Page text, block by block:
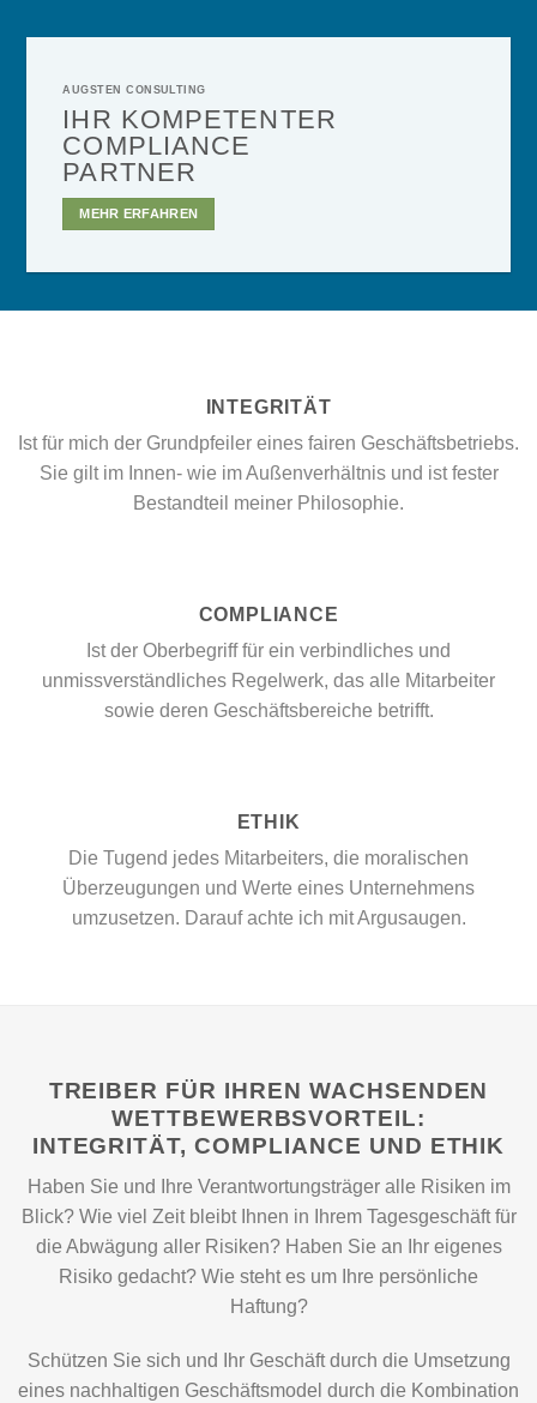
AUGSTEN CONSULTING
IHR KOMPETENTER
COMPLIANCE
PARTNER
MEHR ERFAHREN
INTEGRITÄT
Ist für mich der Grundpfeiler eines fairen Geschäftsbetriebs.
Sie gilt im Innen- wie im Außenverhältnis und ist fester
Bestandteil meiner Philosophie.
COMPLIANCE
Ist der Oberbegriff für ein verbindliches und
unmissverständliches Regelwerk, das alle Mitarbeiter
sowie deren Geschäftsbereiche betrifft.
ETHIK
Die Tugend jedes Mitarbeiters, die moralischen
Überzeugungen und Werte eines Unternehmens
umzusetzen. Darauf achte ich mit Argusaugen.
TREIBER FÜR IHREN WACHSENDEN
WETTBEWERBSVORTEIL:
INTEGRITÄT, COMPLIANCE UND ETHIK
Haben Sie und Ihre Verantwortungsträger alle Risiken im
Blick? Wie viel Zeit bleibt Ihnen in Ihrem Tagesgeschäft für
die Abwägung aller Risiken? Haben Sie an Ihr eigenes
Risiko gedacht? Wie steht es um Ihre persönliche
Haftung?
Schützen Sie sich und Ihr Geschäft durch die Umsetzung
eines nachhaltigen Geschäftsmodel durch die Kombination